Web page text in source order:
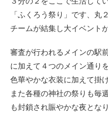
「ふくろう祭り」です、丸
チームが結集し大イベント
審査が行われるメインの駅
に加えて４つのメイン通り
色華やかな衣装に加えて掛
また各種の神社の祭りも毎
も封鎖され賑やかな夜とな